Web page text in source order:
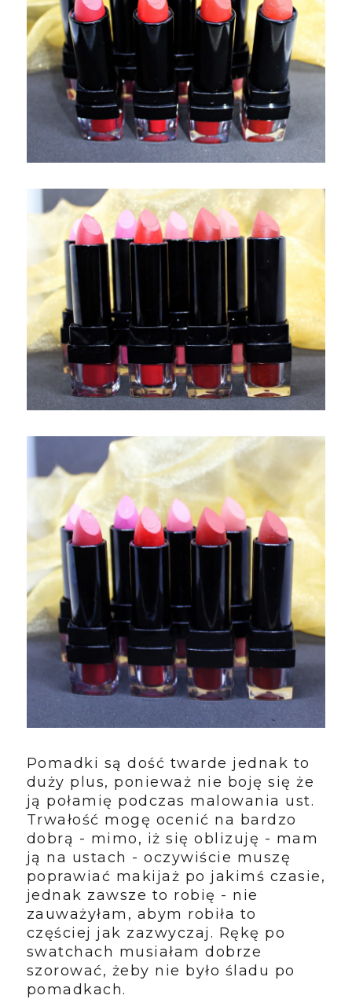
Pomadki są dość twarde jednak to
duży plus, ponieważ nie boję się że
ją połamię podczas malowania ust.
Trwałość mogę ocenić na bardzo
dobrą - mimo, iż się oblizuję - mam
ją na ustach - oczywiście muszę
poprawiać makijaż po jakimś czasie,
jednak zawsze to robię - nie
zauważyłam, abym robiła to
częściej jak zazwyczaj. Rękę po
swatchach musiałam dobrze
szorować, żeby nie było śladu po
pomadkach.